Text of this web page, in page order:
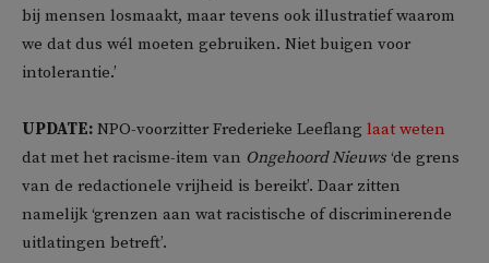
bij mensen losmaakt, maar tevens ook illustratief waarom
we dat dus wél moeten gebruiken. Niet buigen voor
intolerantie.’
UPDATE: NPO-voorzitter Frederieke Leeflang laat weten
dat met het racisme-item van Ongehoord Nieuws ‘de grens
van de redactionele vrijheid is bereikt’. Daar zitten
namelijk ‘grenzen aan wat racistische of discriminerende
uitlatingen betreft’.